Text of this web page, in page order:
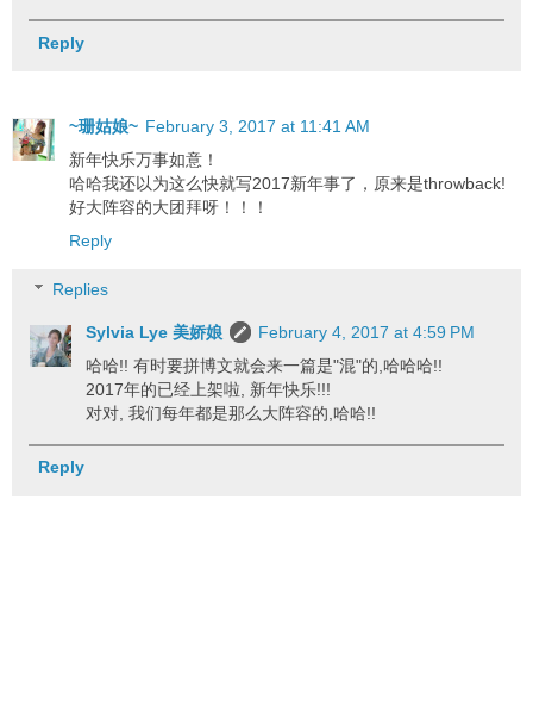
Reply
~珊姑娘~ February 3, 2017 at 11:41 AM
新年快乐万事如意！
哈哈我还以为这么快就写2017新年事了，原来是throwback!
好大阵容的大团拜呀！！！
Reply
Replies
Sylvia Lye 美娇娘
February 4, 2017 at 4:59 PM
哈哈!! 有时要拼博文就会来一篇是"混"的,哈哈哈!!
2017年的已经上架啦, 新年快乐!!!
对对, 我们每年都是那么大阵容的,哈哈!!
Reply